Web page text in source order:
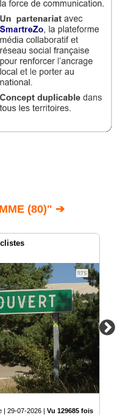
(80)" ➔
| 29-07-2026 | Vu 129685 fois